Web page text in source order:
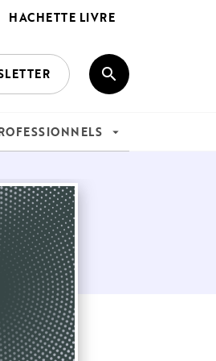
HACHETTE LIVRE
search
arrow_drop_down